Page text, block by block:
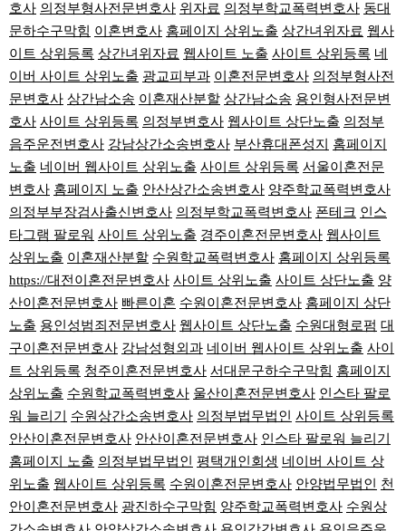
호사 의정부형사전문변호사 위자료 의정부학교폭력변호사 동대
문하수구막힘 이혼변호사 홈페이지 상위노출 상간녀위자료 웹사
이트 상위등록 상간녀위자료 웹사이트 노출 사이트 상위등록 네
이버 사이트 상위노출 광교피부과 이혼전문변호사 의정부형사전
문변호사 상간남소송 이혼재산분할 상간남소송 용인형사전문변
호사 사이트 상위등록 의정부변호사 웹사이트 상단노출 의정부
음주운전변호사 강남상간소송변호사 부산휴대폰성지
홈페이지
노출 네이버 웹사이트 상위노출 사이트 상위등록 서울이혼전문
변호사 홈페이지 노출 안산상간소송변호사 양주학교폭력변호사
의정부부장검사출신변호사 의정부학교폭력변호사 폰테크 인스
타그램 팔로워 사이트 상위노출 경주이혼전문변호사 웹사이트
상위노출 이혼재산분할 수원학교폭력변호사 홈페이지 상위등록
https://대전이혼전문변호사 사이트 상위노출 사이트 상단노출 양
산이혼전문변호사 빠른이혼 수원이혼전문변호사 홈페이지 상단
노출 용인성범죄전문변호사 웹사이트 상단노출 수원대형로펌 대
구이혼전문변호사 강남성형외과 네이버 웹사이트 상위노출 사이
트 상위등록 청주이혼전문변호사 서대문구하수구막힘 홈페이지
상위노출 수원학교폭력변호사 울산이혼전문변호사 인스타 팔로
워 늘리기
수원상간소송변호사 의정부법무법인
사이트 상위등록
안산이혼전문변호사 안산이혼전문변호사 인스타 팔로워 늘리기
홈페이지 노출 의정부법무법인 평택개인회생 네이버 사이트 상
위노출 웹사이트 상위등록 수원이혼전문변호사 안양법무법인
천
안이혼전문변호사 광진하수구막힘 양주학교폭력변호사 수원상